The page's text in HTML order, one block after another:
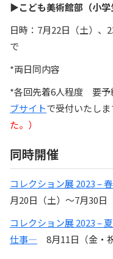
▶︎こども美術館部（小学
日時：7月22日（土）
で
*両日同内容
*各回先着6人程度 要予
ブサイトで受付いたしま
た。）
同時開催
コレクション展 2023 –
月20日（土）〜7月30日
コレクション展 2023 –
仕事― 8月11日（金・